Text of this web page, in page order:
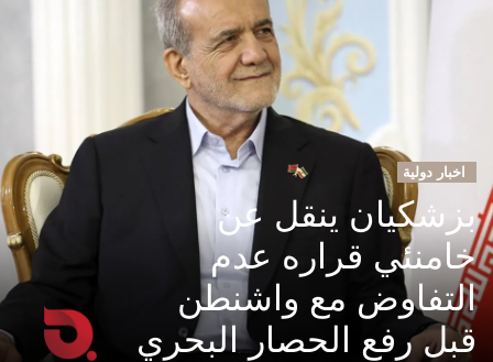
اخبار دولية
بزشكيان ينقل عن
خامنئي قراره عدم
التفاوض مع واشنطن
قبل رفع الحصار البحري